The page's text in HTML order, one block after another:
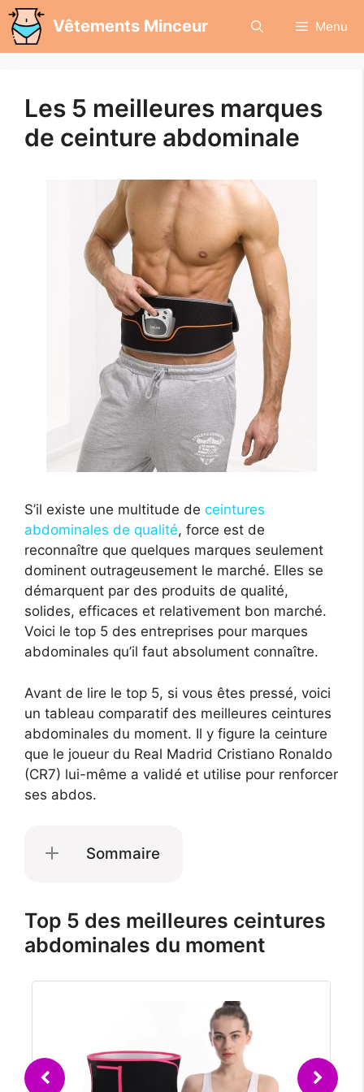
Aller
au
contenu
Vêtements Minceur Menu
Les 5 meilleures marques
de ceinture abdominale
S’il existe une multitude de ceintures
abdominales de qualité, force est de
reconnaître que quelques marques seulement
dominent outrageusement le marché. Elles se
démarquent par des produits de qualité,
solides, efficaces et relativement bon marché.
Voici le top 5 des entreprises pour marques
abdominales qu’il faut absolument connaître.
Avant de lire le top 5, si vous êtes pressé, voici
un tableau comparatif des meilleures ceintures
abdominales du moment. Il y figure la ceinture
que le joueur du Real Madrid Cristiano Ronaldo
(CR7) lui-même a validé et utilise pour renforcer
ses abdos.
Sommaire
Top 5 des meilleures ceintures
abdominales du moment